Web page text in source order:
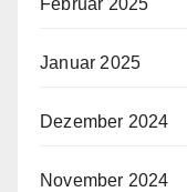
Februar 2025
Januar 2025
Dezember 2024
November 2024